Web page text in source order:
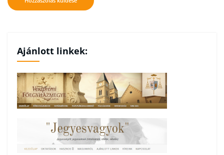
Ajánlott linkek: